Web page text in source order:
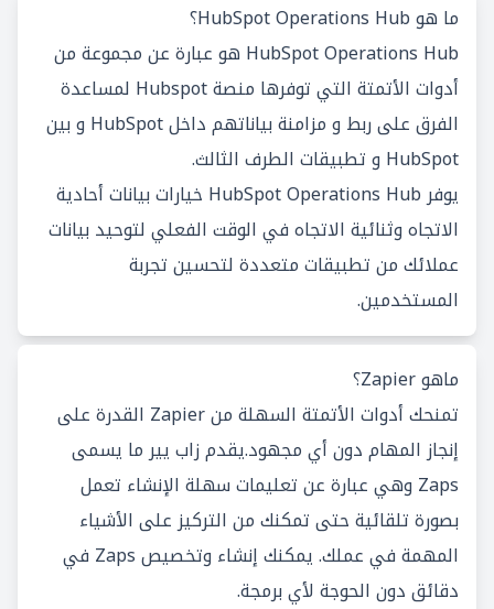
ما هو HubSpot Operations Hub؟
HubSpot Operations Hub هو عبارة عن مجموعة من
أدوات الأتمتة التي توفرها منصة Hubspot لمساعدة
الفرق على ربط و مزامنة بياناتهم داخل HubSpot و بين
HubSpot و تطبيقات الطرف الثالث.
يوفر HubSpot Operations Hub خيارات بيانات أحادية
الاتجاه وثنائية الاتجاه في الوقت الفعلي لتوحيد بيانات
عملائك من تطبيقات متعددة لتحسين تجربة
المستخدمين.
ماهو Zapier؟
تمنحك أدوات الأتمتة السهلة من Zapier القدرة على
إنجاز المهام دون أي مجهود.يقدم زاب يير ما يسمى
Zaps وهي عبارة عن تعليمات سهلة الإنشاء تعمل
بصورة تلقائية حتى تمكنك من التركيز على الأشياء
المهمة في عملك. يمكنك إنشاء وتخصيص Zaps في
دقائق دون الحوجة لأي برمجة.